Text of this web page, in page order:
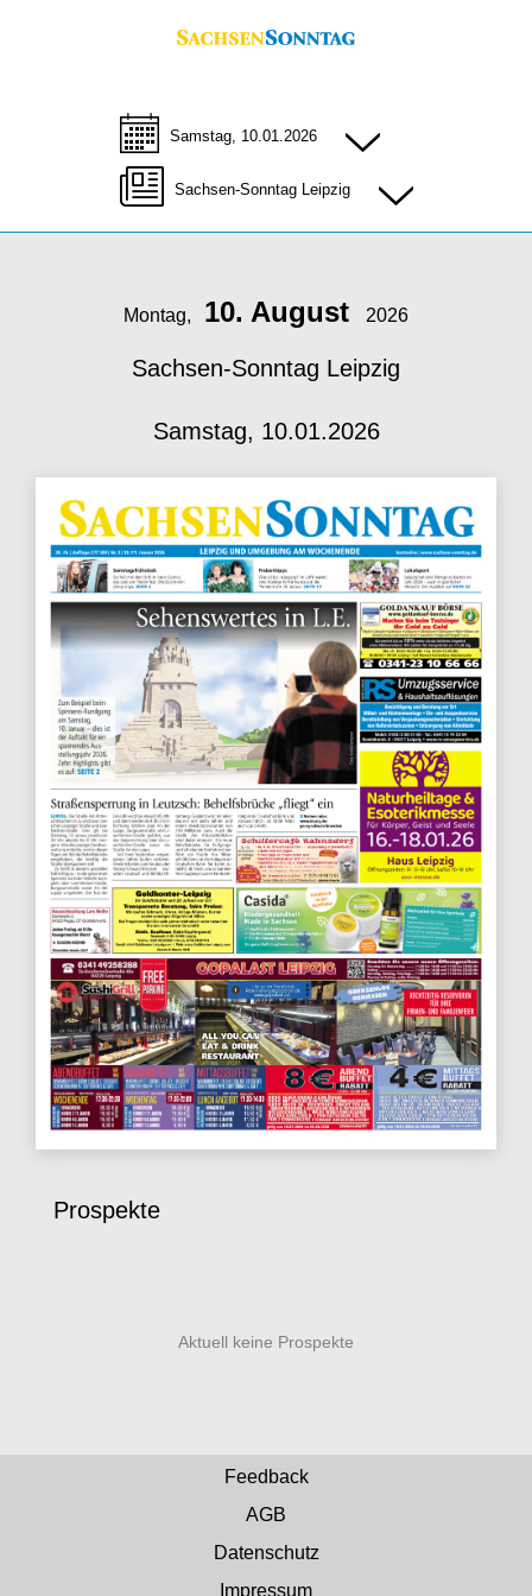
Samstag, 10.01.2026
Sachsen-Sonntag Leipzig
Montag, 10. August 2026
Sachsen-Sonntag Leipzig
Samstag, 10.01.2026
Prospekte
Feedback
AGB
Datenschutz
Impressum